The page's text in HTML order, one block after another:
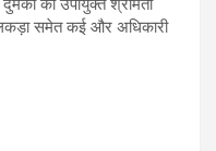
की उपायुक्त श्रीमती
समेत कई और अधिकारी